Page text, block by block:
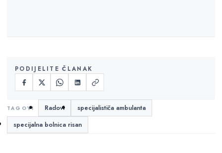
PODIJELITE ČLANAK
Radovi
specijalističa ambulanta
specijalna bolnica risan